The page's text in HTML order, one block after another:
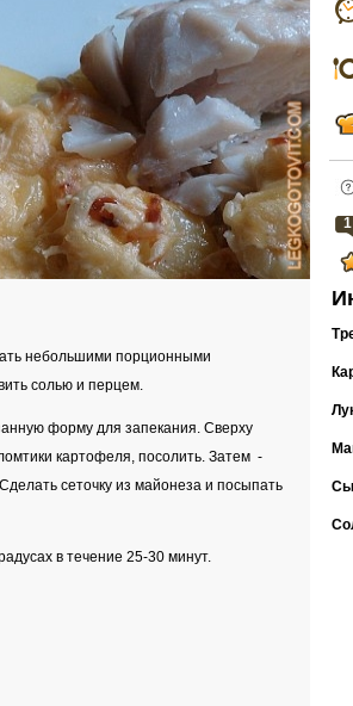
небольшими порционными
солью и перцем.
форму для запекания. Сверху
картофеля, посолить. Затем -
сеточку из майонеза и посыпать
в течение 25-30 минут.
1